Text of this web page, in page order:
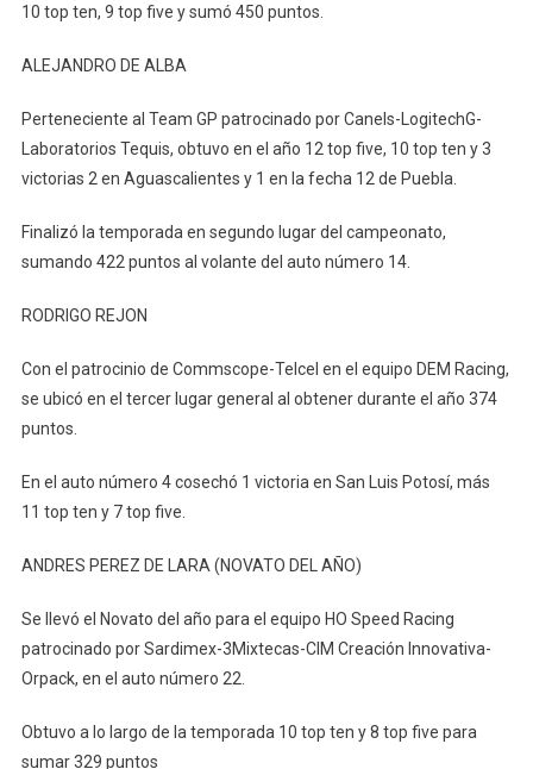
10 top ten, 9 top five y sumó 450 puntos.
ALEJANDRO DE ALBA
Perteneciente al Team GP patrocinado por Canels-LogitechG-
Laboratorios Tequis, obtuvo en el año 12 top five, 10 top ten y 3
victorias 2 en Aguascalientes y 1 en la fecha 12 de Puebla.
Finalizó la temporada en segundo lugar del campeonato,
sumando 422 puntos al volante del auto número 14.
RODRIGO REJON
Con el patrocinio de Commscope-Telcel en el equipo DEM Racing,
se ubicó en el tercer lugar general al obtener durante el año 374
puntos.
En el auto número 4 cosechó 1 victoria en San Luis Potosí, más
11 top ten y 7 top five.
ANDRES PEREZ DE LARA (NOVATO DEL AÑO)
Se llevó el Novato del año para el equipo HO Speed Racing
patrocinado por Sardimex-3Mixtecas-CIM Creación Innovativa-
Orpack, en el auto número 22.
Obtuvo a lo largo de la temporada 10 top ten y 8 top five para
sumar 329 puntos